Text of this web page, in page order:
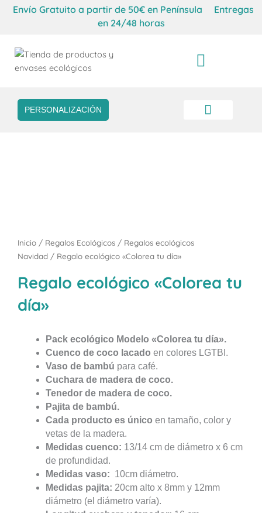
Envío Gratuito a partir de 50€ en Península
Entregas
en 24/48 horas
Carrito
PERSONALIZACIÓN
Inicio / Regalos Ecológicos / Regalos ecológicos
Navidad / Regalo ecológico «Colorea tu día»
Regalo ecológico «Colorea tu
día»
Pack ecológico Modelo «Colorea tu día».
Cuenco de coco lacado en colores LGTBI.
Vaso de bambú para café.
Cuchara de madera de coco.
Tenedor de madera de coco.
Pajita de bambú.
Cada producto es único en tamaño, color y
vetas de la madera.
Medidas cuenco: 13/14 cm de diámetro x 6 cm
de profundidad.
Medidas vaso: 10cm diámetro.
Medidas pajita: 20cm alto x 8mm y 12mm
diámetro (el diámetro varía).